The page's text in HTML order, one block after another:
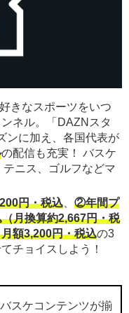
きなスポーツをいつ
ネル。「DAZNスタ
ンに加え、各国代表が
の配信も充実！ バスケ
ニス、ゴルフなどマ
円・税込
②年間プ
月換算約2,667円・税
額3,200円・税込の3
チョイスしよう！
スケコンテンツが揃